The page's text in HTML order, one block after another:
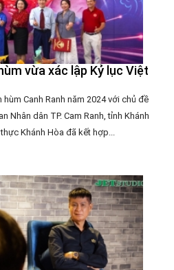
vừa xác lập Kỷ lục Việt
Canh Ranh năm 2024 với chủ đề
Nhân dân TP. Cam Ranh, tỉnh Khánh
Khánh Hòa đã kết hợp...